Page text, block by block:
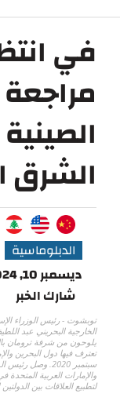
في
الشرق
الدبلوماسية
ديسمبر 10, 2024
شارك الخبر
توبشوت - رئيس الوزراء
الخارجية البحريني عبد
يلوحون من شرفة ترومان
سبتمبر 2020. وصل
لتطبيع العلاقات بين